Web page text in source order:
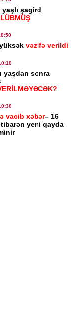
gəmisi atəşə
18 nəfər
batan Ruslanın
yaşlı şagird
vəzifə verildi
yaşdan sonra
vacib xəbər– 16
yeni qayda